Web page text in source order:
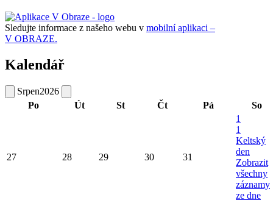
Sledujte informace z našeho webu v mobilní aplikaci –
V OBRAZE.
Kalendář
Srpen2026
Po
Út St Čt Pá So
27 28 29 30 31
1
1
Keltský
den
Zobrazit
všechny
záznamy
ze dne